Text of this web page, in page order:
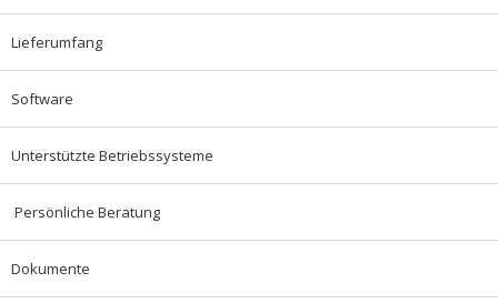
Lieferumfang
Software
Unterstützte Betriebssysteme
Persönliche Beratung
Dokumente